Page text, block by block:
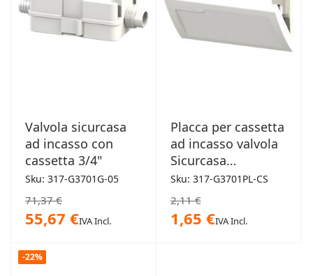
Valvola sicurcasa
ad incasso con
cassetta 3/4"
Sku: 317-G3701G-05
71,37 €
55,67 €IVA Incl.
Placca per cassetta
ad incasso valvola
Sicurcasa
cromo/satinata
Sku: 317-G3701PL-CS
2,11 €
1,65 €IVA Incl.
-22%